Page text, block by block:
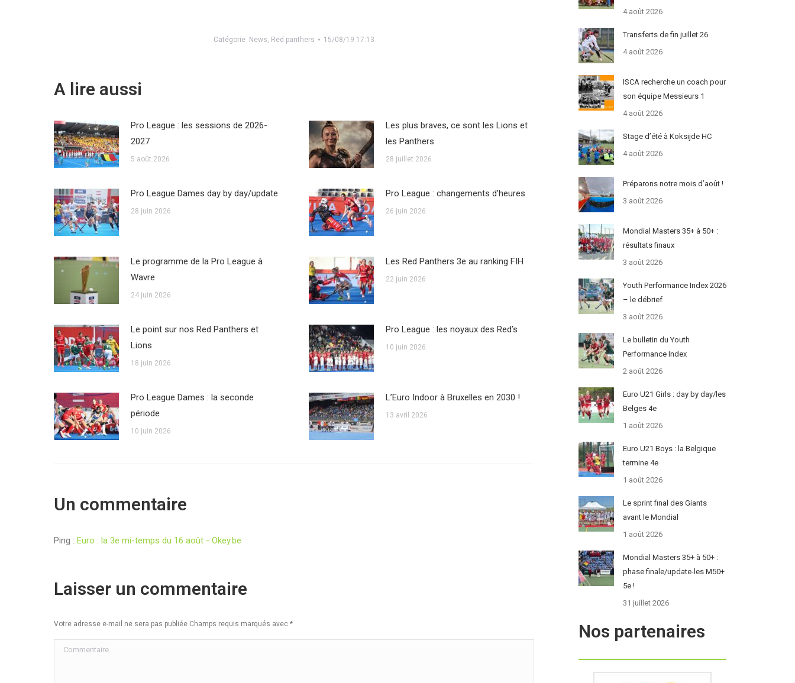
Catégorie News Red panthers 15/08/19 17:13
A lire aussi
Pro League : les sessions de 2026-
2027
5 août 2026
Les plus braves, ce sont les Lions et
les Panthers
28 juillet 2026
Pro League Dames day by day/update
28 juin 2026
Pro League : changements d’heures
26 juin 2026
Le programme de la Pro League à
Wavre
24 juin 2026
Les Red Panthers 3e au ranking FIH
22 juin 2026
Le point sur nos Red Panthers et
Lions
18 juin 2026
Pro League : les noyaux des Red’s
10 juin 2026
Pro League Dames : la seconde
période
10 juin 2026
L’Euro Indoor à Bruxelles en 2030 !
13 avril 2026
Un commentaire
Ping : Euro : la 3e mi-temps du 16 août - Okey.be
Laisser un commentaire
Votre adresse e-mail ne sera pas publiée Champs requis marqués avec *
Commentaire
4 août 2026
Transferts de fin juillet 26
4 août 2026
ISCA recherche un coach pour
son équipe Messieurs 1
4 août 2026
Stage d’été à Koksijde HC
4 août 2026
Préparons notre mois d’août !
3 août 2026
Mondial Masters 35+ à 50+ :
résultats finaux
3 août 2026
Youth Performance Index 2026
– le débrief
3 août 2026
Le bulletin du Youth
Performance Index
2 août 2026
Euro U21 Girls : day by day/les
Belges 4e
1 août 2026
Euro U21 Boys : la Belgique
termine 4e
1 août 2026
Le sprint final des Giants
avant le Mondial
1 août 2026
Mondial Masters 35+ à 50+ :
phase finale/update-les M50+
5e !
31 juillet 2026
Nos partenaires